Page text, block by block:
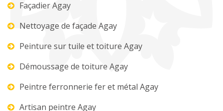
Façadier Agay
Nettoyage de façade Agay
Peinture sur tuile et toiture Agay
Démoussage de toiture Agay
Peintre ferronnerie fer et métal Agay
Artisan peintre Agay